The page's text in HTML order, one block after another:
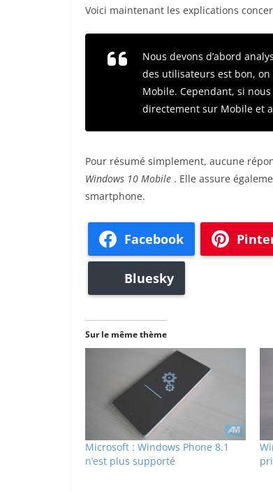
Voici maintenant les explications
Nous devons d’abord
des utilisateurs est bon,
Mobile. Cependant, si nous
directement sur Mobile et
Pour résumé simplement, aucune
Windows 10 Mobile . Elle assure
smartphone.
Facebook
Bluesky
Sur le même thème
Microsoft : Windows Phone 8.1
n’est plus supporté